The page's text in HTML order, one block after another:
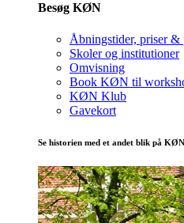
Besøg KØN
Åbningstider, priser
Skoler og institutioner
Omvisning
Book KØN til
KØN Klub
Gavekort
Se historien med et andet blik på KØN